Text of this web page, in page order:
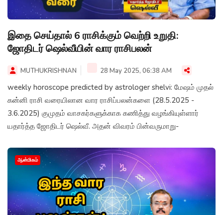
இதை செய்தால் 6 ராசிக்கும் வெற்றி உறுதி:
ஜோதிடர் ஷெல்வீயின் வார ராசிபலன்
MUTHUKRISHNAN 28 May 2025, 06:38 AM
weekly horoscope predicted by astrologer shelvi: மேஷம் முதல்
கன்னி ராசி வரையிலான வார ராசிப்பலன்களை (28.5.2025 -
3.6.2025) குமுதம் வாசகர்களுக்காக கணித்து வழங்கியுள்ளார்
யதார்த்த ஜோதிடர் ஷெல்வீ. அதன் விவரம் பின்வருமாறு-
ஆன்மிகம்